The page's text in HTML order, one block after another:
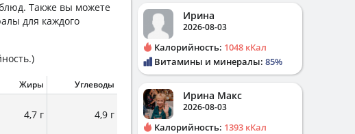
Также вы можете
для каждого
Жиры Углеводы
4,7 г 4,9 г
Ирина
2026-08-03
Калорийность: 1048 кКал
Витамины и минералы: 85%
Ирина Макс
2026-08-03
Калорийность: 1393 кКал